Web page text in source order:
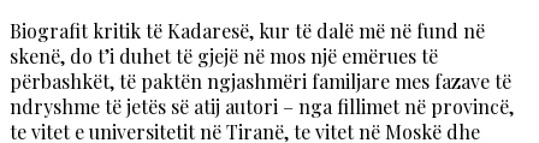
Biografit kritik të Kadaresë, kur të dalë më në fund në
skenë, do t’i duhet të gjejë në mos një emërues të
përbashkët, të paktën ngjashmëri familjare mes fazave të
ndryshme të jetës së atij autori – nga fillimet në provincë,
te vitet e universitetit në Tiranë, te vitet në Moskë dhe